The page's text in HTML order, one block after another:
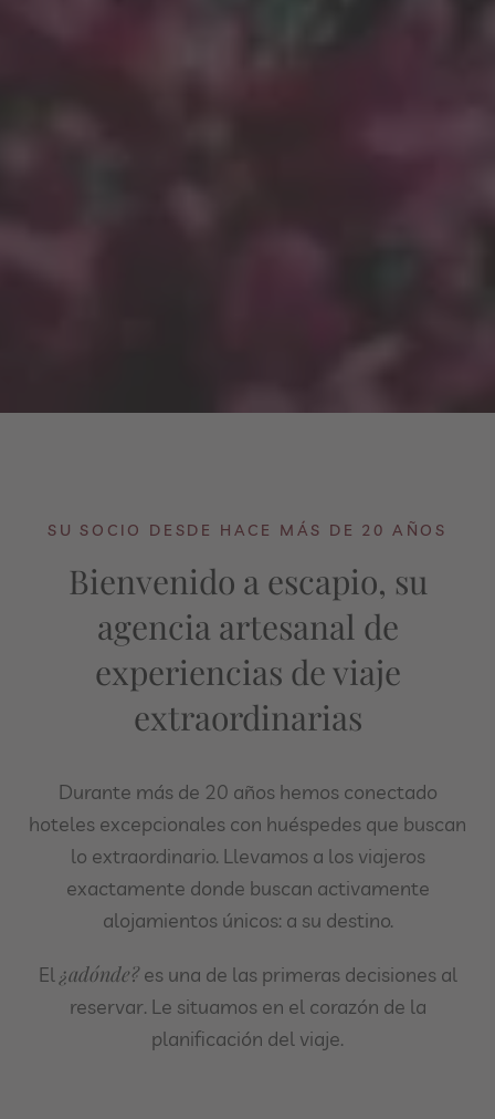
SU SOCIO DESDE HACE MÁS DE 20 AÑOS
Bienvenido a escapio, su
agencia artesanal de
experiencias de viaje
extraordinarias
Durante más de 20 años hemos conectado
hoteles excepcionales con huéspedes que buscan
lo extraordinario. Llevamos a los viajeros
exactamente donde buscan activamente
alojamientos únicos: a su destino.
El ¿adónde?es una de las primeras decisiones al
reservar. Le situamos en el corazón de la
planificación del viaje.